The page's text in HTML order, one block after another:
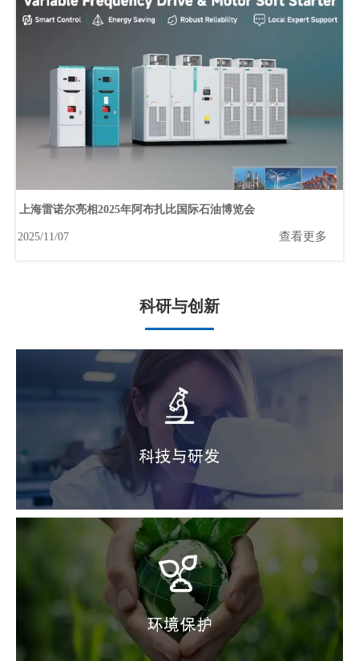
上海雷诺尔亮相2025年阿布扎比国际石油博览会
2025/11/07 查看更多
科研与创新